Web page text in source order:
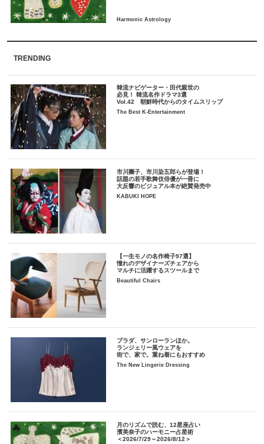
TRENDING
韓流ナビゲーター・田代親世の
必見！ 韓流名作ドラマ3選
Vol.42 朝鮮時代からのタイムスリップ
The Best K-Entertainment
市川團子、市川染五郎らが登場！
話題の若手歌舞伎俳優が一冊に
大反響のビジュアル本が絶賛発売中
KABUKI HOPE
【一生モノの名作椅子97選】
憧れのデザイナーズチェアから
マルチに活躍するスツールまで
Beautiful Chairs
プラダ、サンローランほか。
ランジェリー風ウェアを
街で、家で。重ね着にもおすすめ
The New Lingerie Dressing
月のリズムで読む、12星座占い
濱美奈子のハーモニー占星術
＜2026/7/29～2026/8/12＞